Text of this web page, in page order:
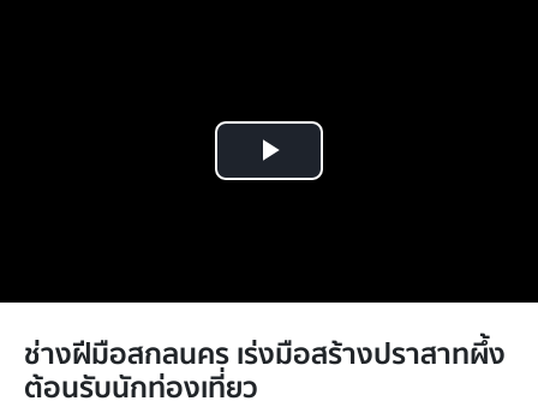
Play
ช่างฝีมือสกลนคร เร่งมือสร้างปราสาทผึ้ง
ต้อนรับนักท่องเที่ยว